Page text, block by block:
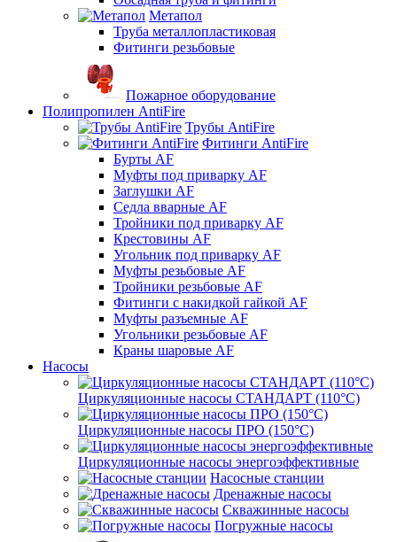
Метапол
Труба металлопластиковая
Фитинги резьбовые
Пожарное оборудование
Полипропилен AntiFire
Трубы AntiFire
Фитинги AntiFire
Бурты AF
Муфты под приварку AF
Заглушки AF
Седла вварные AF
Тройники под приварку AF
Крестовины AF
Угольник под приварку AF
Муфты резьбовые AF
Тройники резьбовые AF
Фитинги с накидкой гайкой AF
Муфты разъемные AF
Угольники резьбовые AF
Краны шаровые AF
Насосы
Циркуляционные насосы СТАНДАРТ (110°C)
Циркуляционные насосы ПРО (150°C)
Циркуляционные насосы энергоэффективные
Насосные станции
Дренажные насосы
Скважинные насосы
Погружные насосы